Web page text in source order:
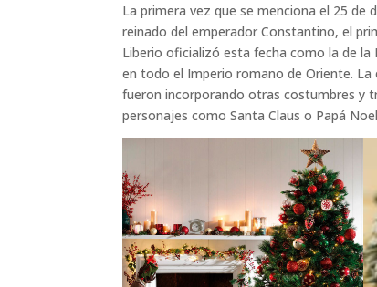
La primera vez que se menciona el 25 de
reinado del emperador Constantino, el
Liberio oficializó esta fecha como la de la
en todo el Imperio romano de Oriente.
fueron incorporando otras costumbres y
personajes como Santa Claus o Papá